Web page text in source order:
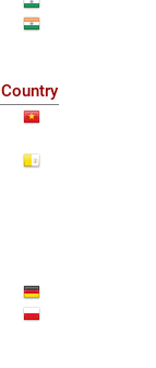
Country